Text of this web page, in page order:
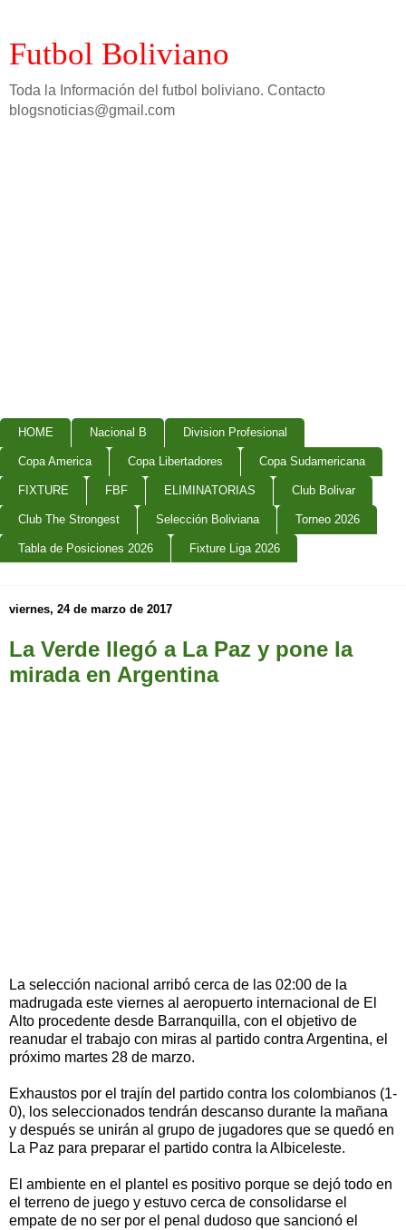
Futbol Boliviano
Toda la Información del futbol boliviano. Contacto
blogsnoticias@gmail.com
HOME Nacional B Division Profesional
Copa America Copa Libertadores Copa Sudamericana
FIXTURE FBF ELIMINATORIAS Club Bolivar
Club The Strongest Selección Boliviana Torneo 2026
Tabla de Posiciones 2026 Fixture Liga 2026
viernes, 24 de marzo de 2017
La Verde llegó a La Paz y pone la
mirada en Argentina
La selección nacional arribó cerca de las 02:00 de la
madrugada este viernes al aeropuerto internacional de El
Alto procedente desde Barranquilla, con el objetivo de
reanudar el trabajo con miras al partido contra Argentina, el
próximo martes 28 de marzo.
Exhaustos por el trajín del partido contra los colombianos (1-
0), los seleccionados tendrán descanso durante la mañana
y después se unirán al grupo de jugadores que se quedó en
La Paz para preparar el partido contra la Albiceleste.
El ambiente en el plantel es positivo porque se dejó todo en
el terreno de juego y estuvo cerca de consolidarse el
empate de no ser por el penal dudoso que sancionó el